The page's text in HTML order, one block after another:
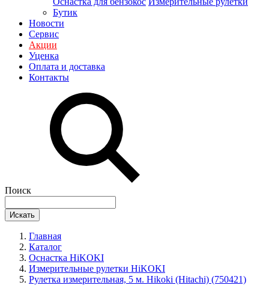
Бутик
Новости
Сервис
Акции
Уценка
Оплата и доставка
Контакты
Поиск
Искать
Главная
Каталог
Оснастка HiKOKI
Измерительные рулетки HiKOKI
Рулетка измерительная, 5 м. Hikoki (Hitachi) (750421)